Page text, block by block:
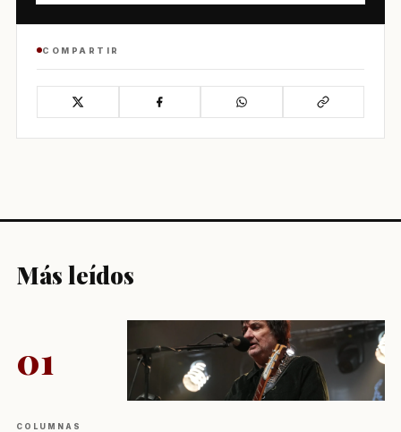
COMPARTIR
Más leídos
01
COLUMNAS